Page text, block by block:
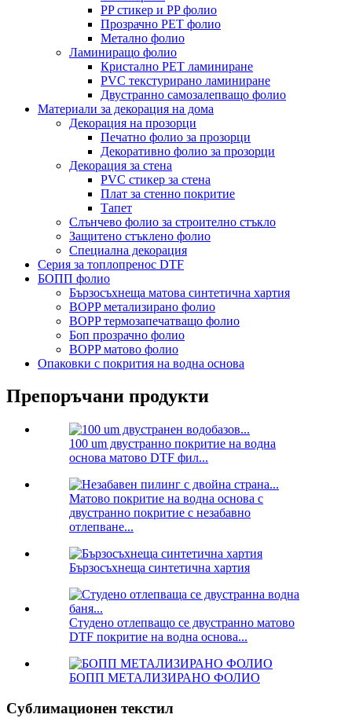
PP стикер и PP фолио
Прозрачно PET фолио
Метално фолио
Ламиниращо фолио
Кристално PET ламиниране
PVC текстурирано ламиниране
Двустранно самозалепващо фолио
Материали за декорация на дома
Декорация на прозорци
Печатно фолио за прозорци
Декоративно фолио за прозорци
Декорация за стена
PVC стикер за стена
Плат за стенно покритие
Тапет
Слънчево фолио за строително стъкло
Защитено стъклено фолио
Специална декорация
Серия за топлопренос DTF
БОПП фолио
Бързосъхнеща матова синтетична хартия
BOPP метализирано фолио
BOPP термозапечатващо фолио
Боп прозрачно фолио
BOPP матово фолио
Опаковки с покрития на водна основа
Препоръчани продукти
100 um двустранно покритие на водна
основа матово DTF фил...
Матово покритие на водна основа с
двустранно покритие с незабавно
отлепване...
Бързосъхнеща синтетична хартия
Студено отлепващо се двустранно матово
DTF покритие на водна основа...
БОПП МЕТАЛИЗИРАНО ФОЛИО
Сублимационен текстил